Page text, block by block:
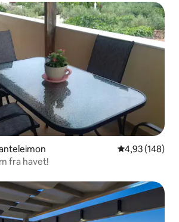
4,93 ud af 5 i
4,93 (148)
fra havet!